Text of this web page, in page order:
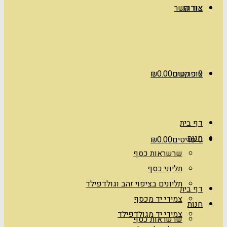
צור קשר
0 פריטים ₪0.00
דף בית
חנות
שרשראות כסף
תליוני כסף
תליונים בציפוי זהב וגולדפילד
צמידי יד מכסף
צמידי יד מגולדפילד
אודות
צור קשר
0 פריטים ₪0.00
דף בית
חנות
שרשראות כסף